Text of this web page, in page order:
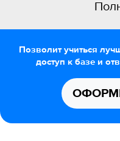
Позволит учиться
доступ к базе и